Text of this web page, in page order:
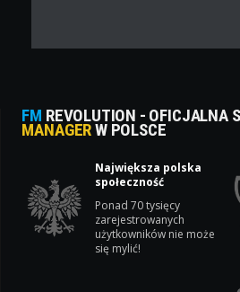
FM REVOLUTION - OFICJALNA
MANAGERW POLSCE
Największa polska
społeczność
Ponad 70 tysięcy
zarejestrowanych
użytkowników nie może
się mylić!